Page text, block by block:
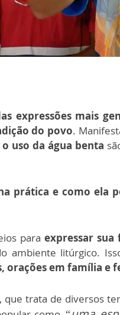
expressões mais
do povo.
uso da água benta
prática e como ela
para expressar sua
ambiente litúrgico.
orações em família e
, que trata de diversos